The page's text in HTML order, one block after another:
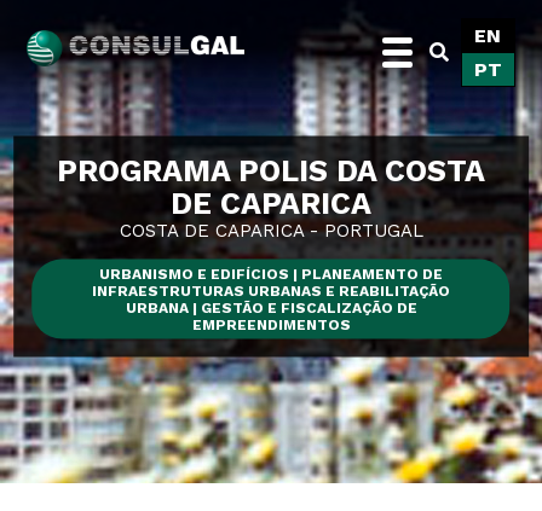
content
Consulgal
EN
PT
PROGRAMA POLIS DA COSTA
DE CAPARICA
COSTA DE CAPARICA - PORTUGAL
URBANISMO E EDIFÍCIOS | PLANEAMENTO DE
INFRAESTRUTURAS URBANAS E REABILITAÇÃO
URBANA | GESTÃO E FISCALIZAÇÃO DE
EMPREENDIMENTOS